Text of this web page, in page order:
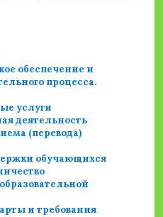
обеспечение и
процесса.
услуги
деятельность
(перевода)
обучающихся
и требования